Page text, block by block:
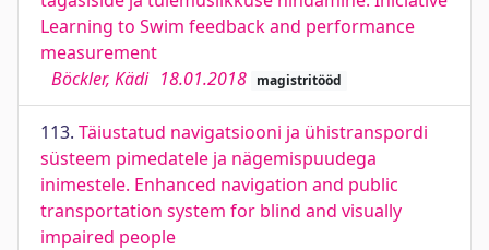
Learning to Swim feedback and performance
measurement
Böckler, Kädi 18.01.2018 magistritööd
113. Täiustatud navigatsiooni ja ühistranspordi
süsteem pimedatele ja nägemispuudega
inimestele. Enhanced navigation and public
transportation system for blind and visually
impaired people